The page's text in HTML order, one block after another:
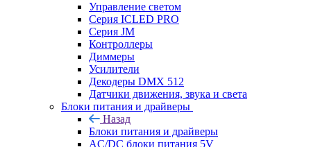
Управление светом
Серия ICLED PRO
Серия JM
Контроллеры
Диммеры
Усилители
Декодеры DMX 512
Датчики движения, звука и света
Блоки питания и драйверы
Назад
Блоки питания и драйверы
AC/DC блоки питания 5V